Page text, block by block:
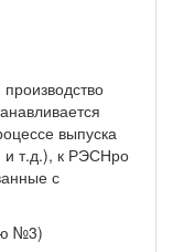
выпуска
и т.д.), к РЭСНро
с
№3)